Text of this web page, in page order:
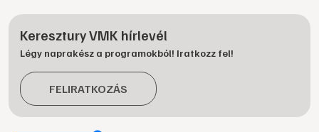
Keresztury VMK hírlevél
Légy naprakész a programokból! Iratkozz fel!
FELIRATKOZÁS